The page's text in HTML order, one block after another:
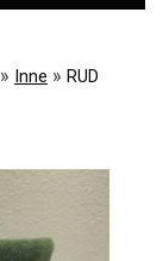
» Inne » RUD